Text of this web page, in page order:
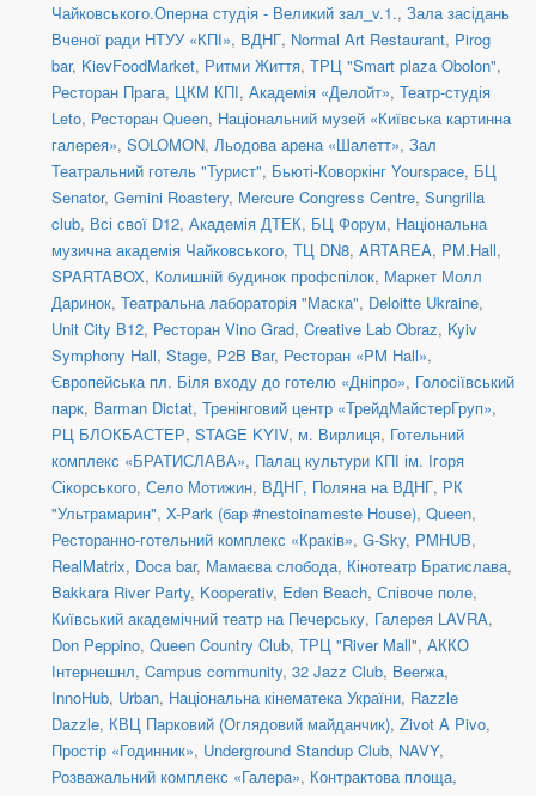
Чайковського.Оперна студія - Великий зал_v.1., Зала засідань
Вченої ради НТУУ «КПІ», ВДНГ, Normal Art Restaurant, Pirog
bar, KievFoodMarket, Ритми Життя, ТРЦ "Smart plaza Obolon",
Ресторан Прага, ЦКМ КПІ, Академія «Делойт», Театр-студія
Leto, Ресторан Queen, Національний музей «Київська картинна
галерея», SOLOMON, Льодова арена «Шалетт», Зал
Театральний готель "Турист", Бьюті-Коворкінг Yourspace, БЦ
Senator, Gemini Roastery, Mercure Congress Centre, Sungrilla
club, Всі свої D12, Академія ДТЕК, БЦ Форум, Національна
музична академія Чайковського, ТЦ DN8, ARTAREA, PM.Hall,
SPARTABOX, Колишній будинок профспілок, Маркет Молл
Даринок, Театральна лабораторія "Маска", Deloitte Ukraine,
Unit City B12, Ресторан Vino Grad, Creative Lab Obraz, Kyiv
Symphony Hall, Stage, P2B Bar, Ресторан «PM Hall»,
Європейська пл. Біля входу до готелю «Дніпро», Голосіївський
парк, Barman Dictat, Тренінговий центр «ТрейдМайстерГруп»,
РЦ БЛОКБАСТЕР, STAGE KYIV, м. Вирлиця, Готельний
комплекс «БРАТИСЛАВА», Палац культури КПІ ім. Ігоря
Сікорського, Село Мотижин, ВДНГ, Поляна на ВДНГ, РК
"Ультрамарин", X-Park (бар #nestoinameste House), Queen,
Ресторанно-готельний комплекс «Краків», G-Sky, PMHUB,
RealMatrix, Doca bar, Мамаєва слобода, Кінотеатр Братислава,
Bakkara River Party, Kooperativ, Eden Beach, Співоче поле,
Київський академічний театр на Печерську, Галерея LAVRA,
Don Peppino, Queen Country Club, ТРЦ "River Mall", АККО
Інтернешнл, Campus community, 32 Jazz Club, Beerжа,
InnoHub, Urban, Національна кінематека України, Razzle
Dazzle, КВЦ Парковий (Оглядовий майданчик), Zivot A Pivo,
Простір «Годинник», Underground Standup Club, NAVY,
Розважальний комплекс «Галера», Контрактова площа,